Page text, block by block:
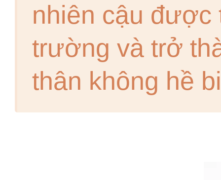
nhiên cậu được
trường và trở
thân không hề